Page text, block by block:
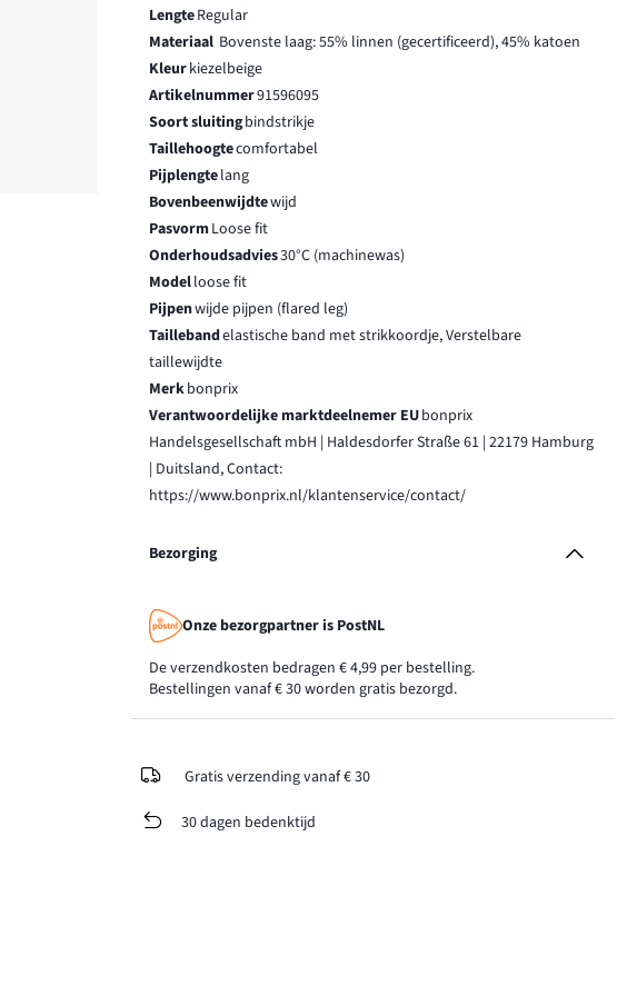
LengteRegular
Materiaal Bovenste laag: 55% linnen (gecertificeerd), 45% katoen
Kleurkiezelbeige
Artikelnummer91596095
Soort sluitingbindstrikje
Taillehoogtecomfortabel
Pijplengtelang
Bovenbeenwijdtewijd
PasvormLoose fit
Onderhoudsadvies30°C (machinewas)
Modelloose fit
Pijpenwijde pijpen (flared leg)
Taillebandelastische band met strikkoordje, Verstelbare
taillewijdte
Merkbonprix
Verantwoordelijke marktdeelnemer EUbonprix
Handelsgesellschaft mbH | Haldesdorfer Straße 61 | 22179 Hamburg
| Duitsland, Contact:
https://www.bonprix.nl/klantenservice/contact/
Bezorging
Onze bezorgpartner is PostNL
De verzendkosten bedragen € 4,99 per bestelling.
Bestellingen vanaf € 30 worden gratis bezorgd.
Gratis verzending vanaf € 30
30 dagen bedenktijd